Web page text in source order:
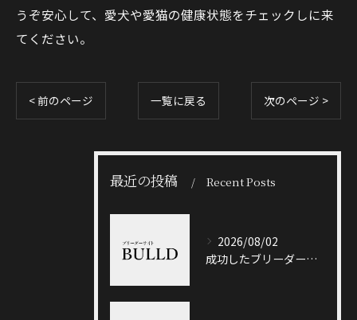
うぞ安心して、愛犬や愛猫の健康状態をチェックしに来
てください。
< 前のページ 一覧に戻る 次のページ >
最近の投稿 Recent Posts
2026/08/02
成功したブリーダーと岐阜県加茂郡八百津町で信頼できる出会い方徹底ガイド